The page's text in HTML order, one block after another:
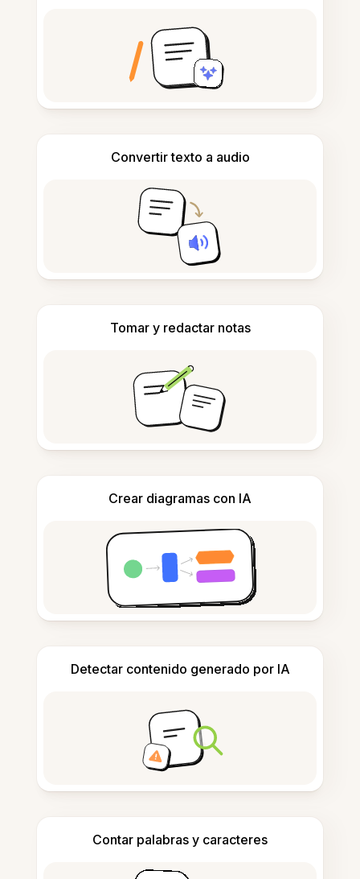
Convertir texto a audio
Tomar y redactar notas
Crear diagramas con IA
Detectar contenido generado por IA
Contar palabras y caracteres